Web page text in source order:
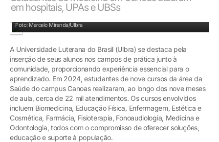
em hospitais, UPAs e UBSs
Foto: Marcelo Miranda/Ulbra
A Universidade Luterana do Brasil (Ulbra) se destaca pela
inserção de seus alunos nos campos de prática junto à
comunidade, proporcionando experiência essencial para o
aprendizado. Em 2024, estudantes de nove cursos da área da
Saúde do campus Canoas realizaram, ao longo dos nove meses
de aula, cerca de 22 mil atendimentos. Os cursos envolvidos
incluem Biomedicina, Educação Física, Enfermagem, Estética e
Cosmética, Farmácia, Fisioterapia, Fonoaudiologia, Medicina e
Odontologia, todos com o compromisso de oferecer soluções,
educação e suporte à população.